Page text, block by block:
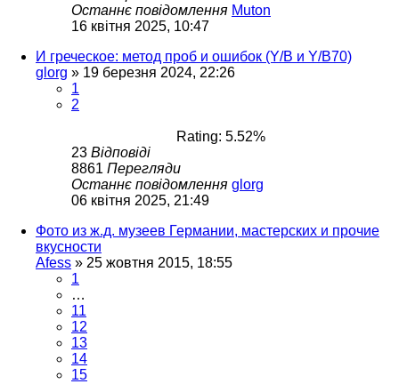
Останнє повідомлення Muton
16 квітня 2025, 10:47
И греческое: метод проб и ошибок (Y/B и Y/B70)
glorg » 19 березня 2024, 22:26
1
2
Rating: 5.52%
23 Відповіді
8861 Перегляди
Останнє повідомлення glorg
06 квітня 2025, 21:49
Фото из ж.д. музеев Германии, мастерских и прочие
вкусности
Afess » 25 жовтня 2015, 18:55
1
…
11
12
13
14
15